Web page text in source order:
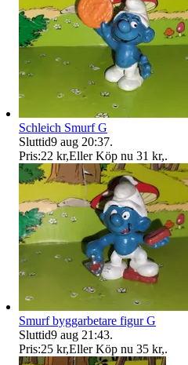
Schleich Smurf G
Sluttid9 aug 20:37.
Pris:22 kr,Eller Köp nu 31 kr,.
Smurf byggarbetare figur G
Sluttid9 aug 21:43.
Pris:25 kr,Eller Köp nu 35 kr,.